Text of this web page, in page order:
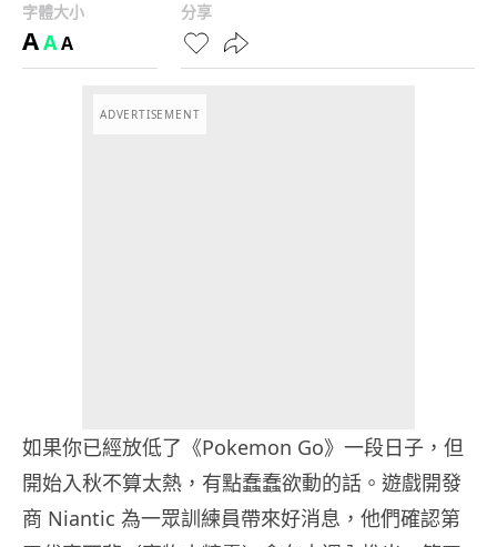
字體大小
AAA
分享
ADVERTISEMENT
如果你已經放低了《Pokemon Go》一段日子，但
開始入秋不算太熱，有點蠢蠢欲動的話。遊戲開發
商 Niantic 為一眾訓練員帶來好消息，他們確認第